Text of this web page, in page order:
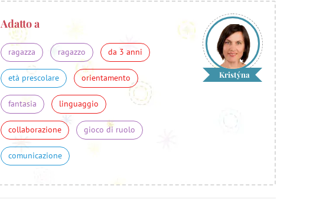
Adatto a
ragazza ragazzo da 3 anni
età prescolare orientamento
fantasia linguaggio
collaborazione gioco di ruolo
comunicazione
Kristýna